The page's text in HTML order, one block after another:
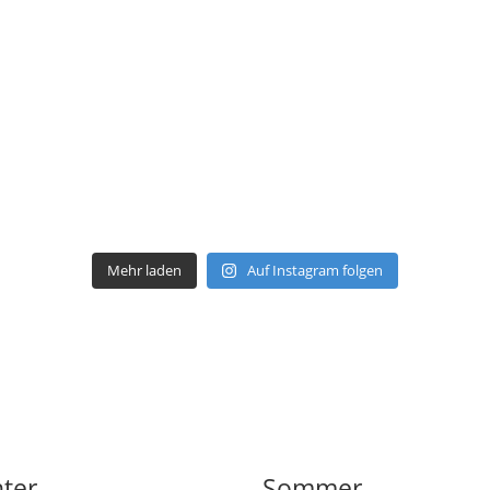
Mehr laden Auf Instagram folgen